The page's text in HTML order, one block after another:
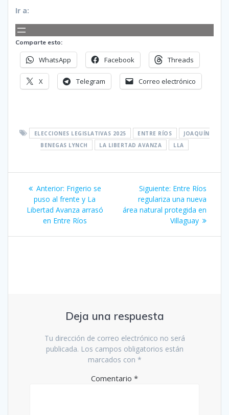
Ir a:
Comparte esto:
WhatsApp Facebook Threads
X Telegram Correo electrónico
ELECCIONES LEGISLATIVAS 2025 ENTRE RÍOS
JOAQUÍN
BENEGAS LYNCH
LA LIBERTAD AVANZA LLA
Navegación
de
entradas
Anterior: Entrada
anterior:
Frigerio se
puso al frente y La
Libertad Avanza arrasó
en Entre Ríos
Siguiente: Siguiente
entrada:
Entre Ríos
regulariza una nueva
área natural protegida en
Villaguay
Deja una respuesta
Tu dirección de correo electrónico no será
publicada. Los campos obligatorios están
marcados con *
Comentario *